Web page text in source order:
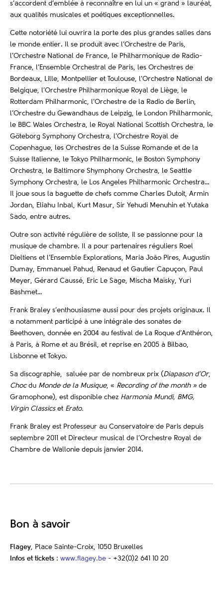
s’accordent d’emblée à reconnaître en lui un « grand » lauréat,
aux qualités musicales et poétiques exceptionnelles.
Cette notoriété lui ouvrira la porte des plus grandes salles dans
le monde entier. Il se produit avec l’Orchestre de Paris,
l’Orchestre National de France, le Philharmonique de Radio-
France, l’Ensemble Orchestral de Paris, les Orchestres de
Bordeaux, Lille, Montpellier et Toulouse, l’Orchestre National de
Belgique, l’Orchestre Philharmonique Royal de Liège, le
Rotterdam Philharmonic, l’Orchestre de la Radio de Berlin,
l’Orchestre du Gewandhaus de Leipzig, le London Philharmonic,
le BBC Wales Orchestra, le Royal National Scottish Orchestra, le
Göteborg Symphony Orchestra, l’Orchestre Royal de
Copenhague, les Orchestres de la Suisse Romande et de la
Suisse Italienne, le Tokyo Philharmonic, le Boston Symphony
Orchestra, le Baltimore Shymphony Orchestra, le Seattle
Symphony Orchestra, le Los Angeles Philharmonic Orchestra…
Il joue sous la baguette de chefs comme Charles Dutoit, Armin
Jordan, Eliahu Inbal, Kurt Masur, Sir Yehudi Menuhin et Yutaka
Sado, entre autres.
Outre son activité régulière de soliste, il se passionne pour la
musique de chambre. Il a pour partenaires réguliers Roel
Dieltiens et l’Ensemble Explorations, Maria João Pires, Augustin
Dumay, Emmanuel Pahud, Renaud et Gautier Capuçon, Paul
Meyer, Gérard Caussé, Eric Le Sage, Mischa Maïsky, Yuri
Bashmet…
Frank Braley s’enthousiasme aussi pour des projets originaux. Il
a notamment participé à une intégrale des sonates de
Beethoven, donnée en 2004 au festival de La Roque d’Anthéron,
à Paris, à Rome et au Brésil, et reprise en 2005 à Bilbao,
Lisbonne et Tokyo.
Sa discographie, saluée par de nombreux prix (Diapason d’Or,
Chocdu Monde de la Musique, « Recording of the month » de
Gramophone), est disponible chez Harmonia Mundi, BMG,
Virgin Classics et Erato.
Frank Braley est Professeur au Conservatoire de Paris depuis
septembre 2011 et Directeur musical de l’Orchestre Royal de
Chambre de Wallonie depuis janvier 2014.
Bon à savoir
Flagey, Place Sainte-Croix, 1050 Bruxelles
Infos et tickets : www.flagey.be - +32(0)2 641 10 20